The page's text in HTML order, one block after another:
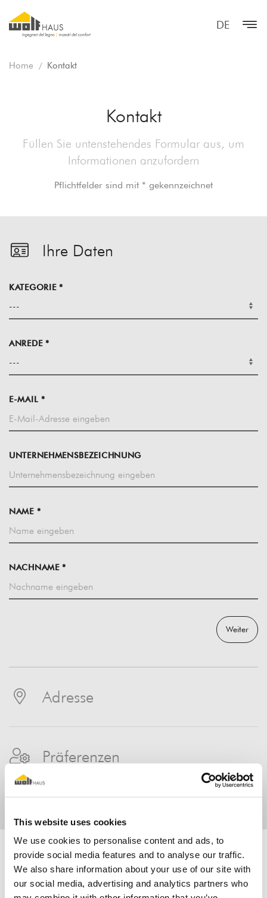
This website uses cookies
We use cookies to personalise content and ads, to
provide social media features and to analyse our traffic.
We also share information about your use of our site with
our social media, advertising and analytics partners who
DE
Home Kontakt
Kontakt
Füllen Sie untenstehendes Formular aus, um
Informationen anzufordern
Pflichtfelder sind mit * gekennzeichnet
Ihre Daten
KATEGORIE *
ANREDE *
E-MAIL *
UNTERNEHMENSBEZEICHNUNG
NAME *
NACHNAME *
Weiter
Adresse
Präferenzen